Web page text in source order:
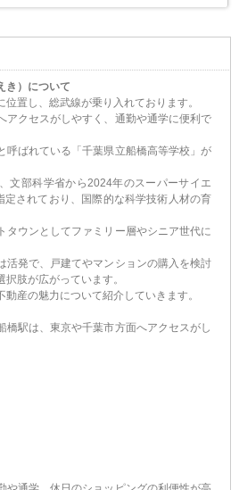
き）について
置し、 総武線が乗り入れております。
アクセスがしやすく、通勤や通学に便利で
呼ばれている 「千葉県立船橋高等学校」が
文部科学省から2024年のスーパーサイエ
定されており、国際的な科学技術人材の育
タウンとしてファミリー層やシニア世代に
活発で、戸建てやマンションの購入を検討
肢が広がっています。
産の魅力について紹介していきます。
橋駅は、東京や千葉市方面へアクセスがし